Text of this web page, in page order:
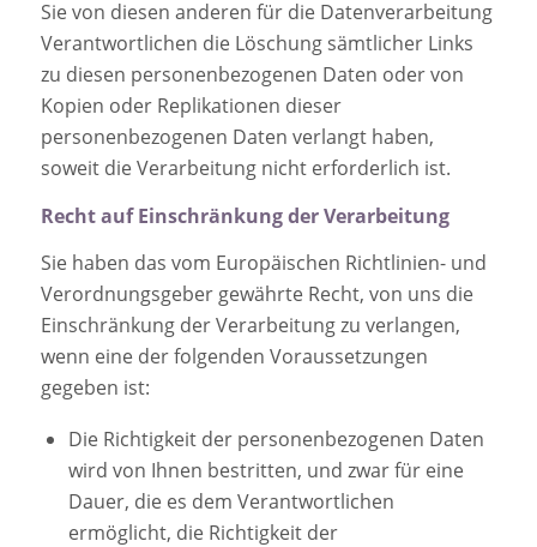
Sie von diesen anderen für die Datenverarbeitung
Verantwortlichen die Löschung sämtlicher Links
zu diesen personenbezogenen Daten oder von
Kopien oder Replikationen dieser
personenbezogenen Daten verlangt haben,
soweit die Verarbeitung nicht erforderlich ist.
Recht auf Einschränkung der Verarbeitung
Sie haben das vom Europäischen Richtlinien- und
Verordnungsgeber gewährte Recht, von uns die
Einschränkung der Verarbeitung zu verlangen,
wenn eine der folgenden Voraussetzungen
gegeben ist:
Die Richtigkeit der personenbezogenen Daten
wird von Ihnen bestritten, und zwar für eine
Dauer, die es dem Verantwortlichen
ermöglicht, die Richtigkeit der